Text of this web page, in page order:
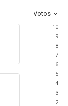
Votos
10
9
8
7
6
5
4
3
2